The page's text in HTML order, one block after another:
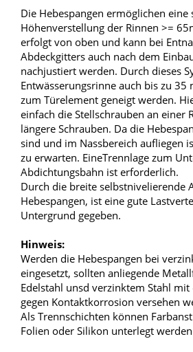
Die Hebespangen ermöglichen eine
Höhenverstellung der Rinnen >=
erfolgt von oben und kann bei
Abdeckgitters auch nach dem
nachjustiert werden. Durch dieses
Entwässerungsrinne auch bis zu
zum Türelement geneigt werden.
einfach die Stellschrauben an einer
längere Schrauben. Da die
sind und im Nassbereich aufliegen
zu erwarten. EineTrennlage zum
Abdichtungsbahn ist erforderlich.
Durch die breite selbstnivelierende
Hebespangen, ist eine gute
Untergrund gegeben.
Hinweis:
Werden die Hebespangen bei
eingesetzt, sollten anliegende
Edelstahl unsd verzinktem Stahl
gegen Kontaktkorrosion versehen
Als Trennschichten können
Folien oder Silikon unterlegt